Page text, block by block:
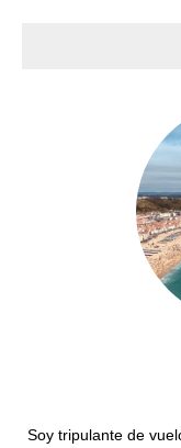
Soy tripulante de